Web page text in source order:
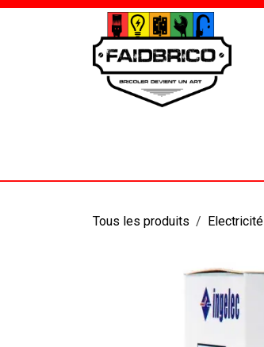
Se rendre au contenu
Tous les produits Electricité